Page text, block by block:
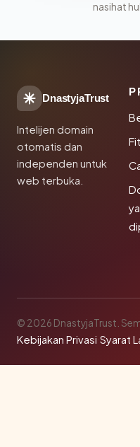
nasihat
DnastyjaTrust
Intelijen domain
otomatis dan
independen untuk
web terbuka.
© 2026 DnastyjaTrust.
Kebijakan Privasi·Syarat